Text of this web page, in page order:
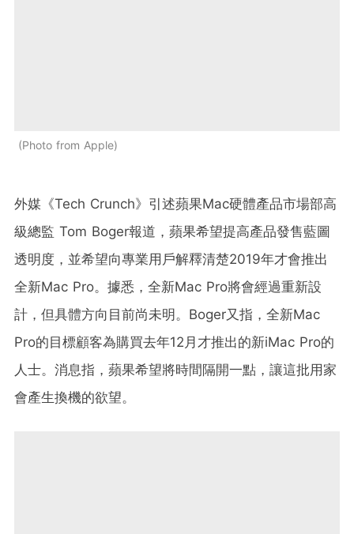
Photo from Apple
外媒《Tech Crunch》引述蘋果Mac硬體產品市場部高
級總監 Tom Boger報道，蘋果希望提高產品發售藍圖
透明度，並希望向專業用戶解釋清楚2019年才會推出
全新Mac Pro。據悉，全新Mac Pro將會經過重新設
計，但具體方向目前尚未明。Boger又指，全新Mac
Pro的目標顧客為購買去年12月才推出的新iMac Pro的
人士。消息指，蘋果希望將時間隔開一點，讓這批用家
會產生換機的欲望。